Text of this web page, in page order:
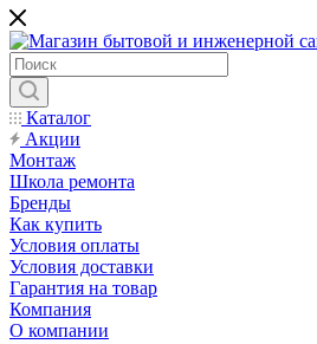
Каталог
Акции
Монтаж
Школа ремонта
Бренды
Как купить
Условия оплаты
Условия доставки
Гарантия на товар
Компания
О компании